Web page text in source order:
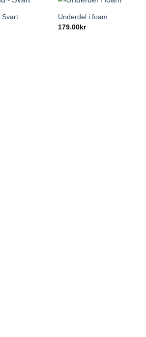
Svart
Underdel i foam
179.00kr